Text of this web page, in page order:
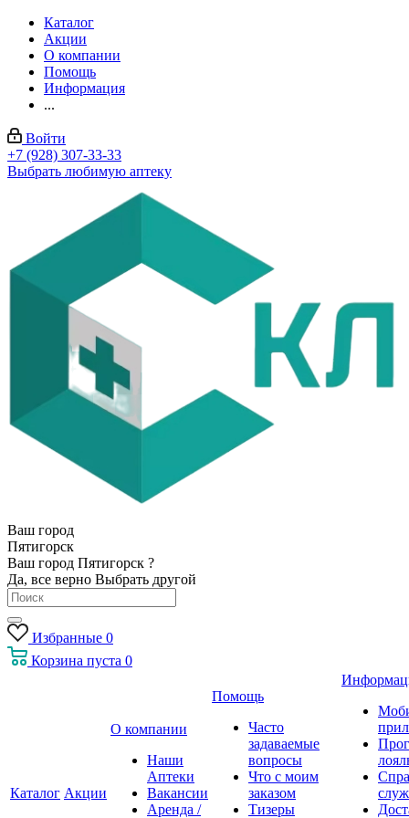
Каталог
Акции
О компании
Помощь
Информация
...
Войти
+7 (928) 307-33-33
Выбрать любимую аптеку
Ваш город
Пятигорск
Ваш город Пятигорск ?
Да, все верно Выбрать другой
Избранные 0
Корзина пуста 0
Каталог Акции
О компании
Наши
Аптеки
Вакансии
Аренда /
Помощь
Часто
задаваемые
вопросы
Что с моим
заказом
Тизеры